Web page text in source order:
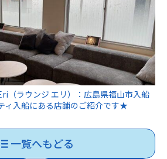
（ラウンジ エリ）：広島県福山市入船
ィ入船にある店舗のご紹介です★
一覧へもどる